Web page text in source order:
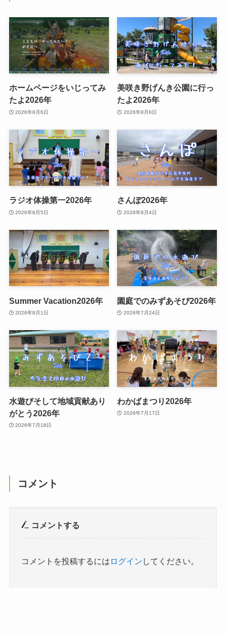
ホームページをいじってみ
たよ2026年
2026年8月6日
美咲き野げんき公園に行っ
たよ2026年
2026年8月6日
ラジオ体操第一2026年
2026年8月5日
さんぽ2026年
2026年8月4日
Summer Vacation2026年
2026年8月1日
園庭でのみずあそび2026年
2026年7月24日
水遊びそして地域貢献あり
がとう2026年
2026年7月18日
わかばまつり2026年
2026年7月17日
コメント
コメントする
コメントを投稿するには ログイン してください。